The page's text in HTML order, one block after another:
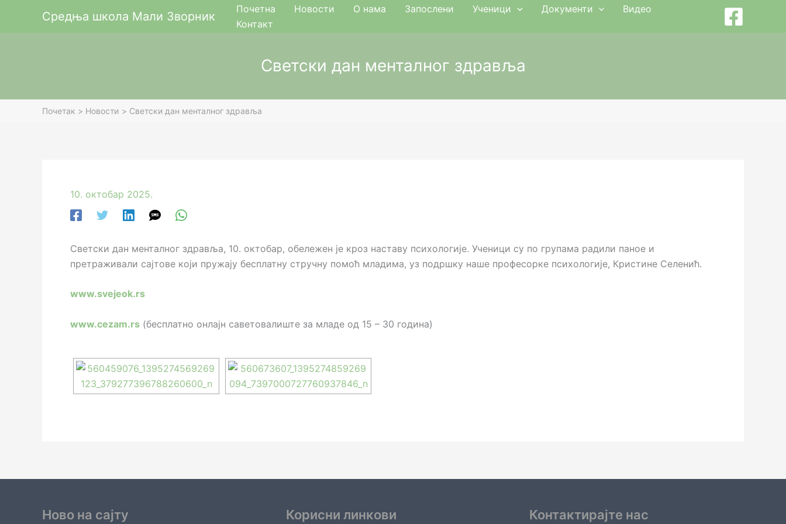
Средња школа Мали Зворник
Почетна Новости О нама Запослени Ученици Документи
Видео
Контакт
Светски дан менталног здравља
Почетак Новости Светски дан менталног здравља
10. октобар 2025.
Светски дан менталног здравља, 10. октобар, обележен је кроз наставу психологије. Ученици су по групама радили паное и
претраживали сајтове који пружају бесплатну стручну помоћ младима, уз подршку наше професорке психологије, Кристине Селенић.
www.svejeok.rs
www.cezam.rs (бесплатно oнлајн саветовалиште за младе од 15 – 30 година)
Ново на сајту Корисни линкови Контактирајте нас